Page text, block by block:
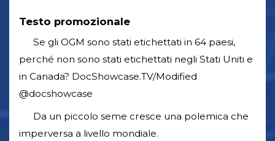
Testo promozionale
Se gli OGM sono stati etichettati in 64 paesi,
perché non sono stati etichettati negli Stati Uniti e
in Canada? DocShowcase.TV/Modified
@docshowcase
Da un piccolo seme cresce una polemica che
imperversa a livello mondiale.